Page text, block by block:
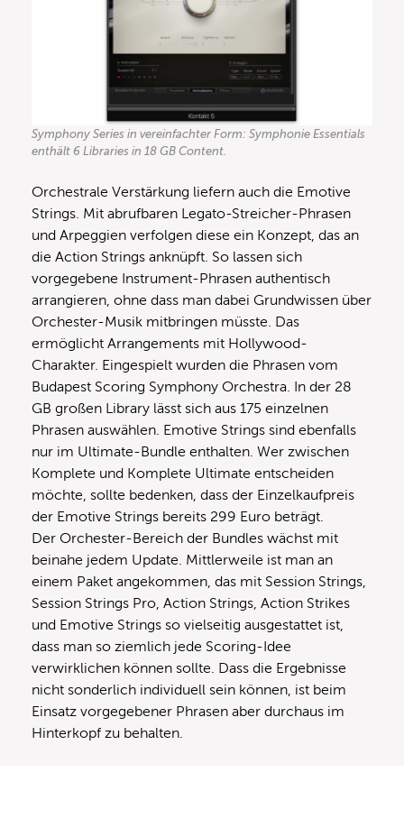
Symphony Series in vereinfachter Form: Symphonie Essentials
enthält 6 Libraries in 18 GB Content.
Orchestrale Verstärkung liefern auch die Emotive
Strings. Mit abrufbaren Legato-Streicher-Phrasen
und Arpeggien verfolgen diese ein Konzept, das an
die Action Strings anknüpft. So lassen sich
vorgegebene Instrument-Phrasen authentisch
arrangieren, ohne dass man dabei Grundwissen über
Orchester-Musik mitbringen müsste. Das
ermöglicht Arrangements mit Hollywood-
Charakter. Eingespielt wurden die Phrasen vom
Budapest Scoring Symphony Orchestra. In der 28
GB großen Library lässt sich aus 175 einzelnen
Phrasen auswählen. Emotive Strings sind ebenfalls
nur im Ultimate-Bundle enthalten. Wer zwischen
Komplete und Komplete Ultimate entscheiden
möchte, sollte bedenken, dass der Einzelkaufpreis
der Emotive Strings bereits 299 Euro beträgt.
Der Orchester-Bereich der Bundles wächst mit
beinahe jedem Update. Mittlerweile ist man an
einem Paket angekommen, das mit Session Strings,
Session Strings Pro, Action Strings, Action Strikes
und Emotive Strings so vielseitig ausgestattet ist,
dass man so ziemlich jede Scoring-Idee
verwirklichen können sollte. Dass die Ergebnisse
nicht sonderlich individuell sein können, ist beim
Einsatz vorgegebener Phrasen aber durchaus im
Hinterkopf zu behalten.